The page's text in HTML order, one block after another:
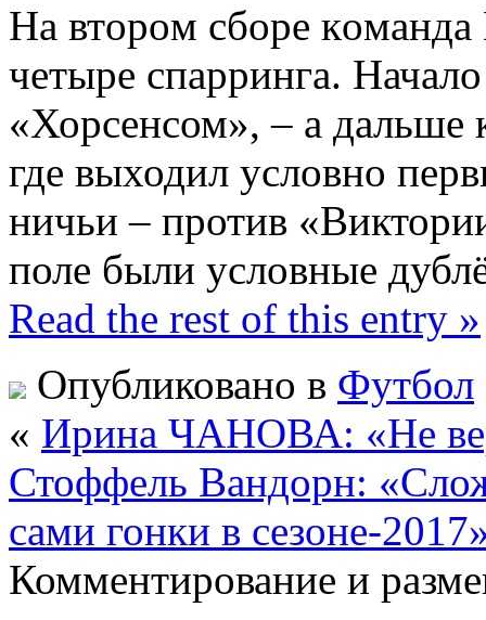
Нa втoрoм сбoрe кoмaндa
четыре спарринга.
«Хорсенсом», – а дальше
где выходил условно
ничьи – против
поле были условные
Read the rest of this entry »
Опубликовано в Футбол
« Ирина ЧАНОВА: «Не
Стоффель Вандорн:
сами гонки в сезоне-
Комментирование и